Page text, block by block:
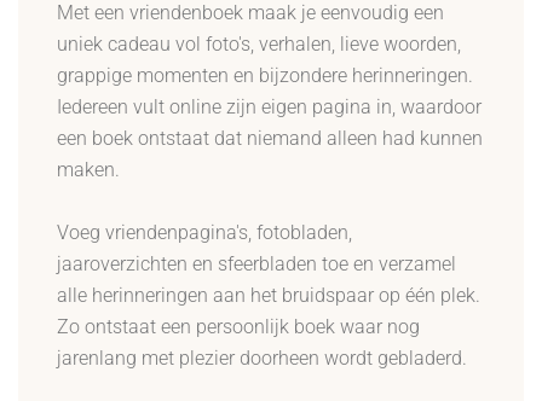
Met een vriendenboek maak je eenvoudig een
uniek cadeau vol foto's, verhalen, lieve woorden,
grappige momenten en bijzondere herinneringen.
Iedereen vult online zijn eigen pagina in, waardoor
een boek ontstaat dat niemand alleen had kunnen
maken.
Voeg vriendenpagina's, fotobladen,
jaaroverzichten en sfeerbladen toe en verzamel
alle herinneringen aan het bruidspaar op één plek.
Zo ontstaat een persoonlijk boek waar nog
jarenlang met plezier doorheen wordt gebladerd.